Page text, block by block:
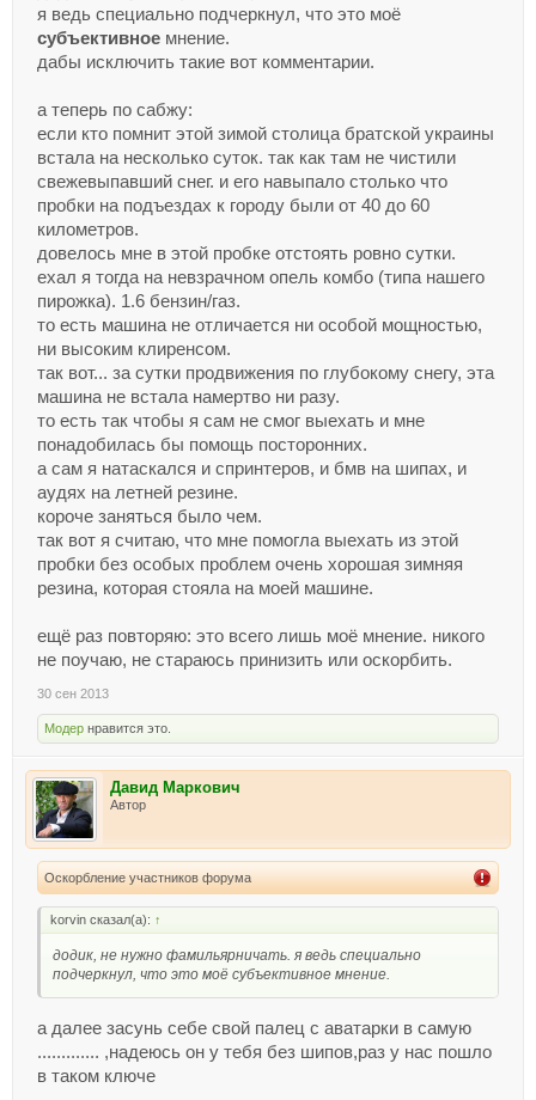
я ведь специально подчеркнул, что это моё
субъективное мнение.
дабы исключить такие вот комментарии.
а теперь по сабжу:
если кто помнит этой зимой столица братской украины
встала на несколько суток. так как там не чистили
свежевыпавший снег. и его навыпало столько что
пробки на подъездах к городу были от 40 до 60
километров.
довелось мне в этой пробке отстоять ровно сутки.
ехал я тогда на невзрачном опель комбо (типа нашего
пирожка). 1.6 бензин/газ.
то есть машина не отличается ни особой мощностью,
ни высоким клиренсом.
так вот... за сутки продвижения по глубокому снегу, эта
машина не встала намертво ни разу.
то есть так чтобы я сам не смог выехать и мне
понадобилась бы помощь посторонних.
а сам я натаскался и спринтеров, и бмв на шипах, и
аудях на летней резине.
короче заняться было чем.
так вот я считаю, что мне помогла выехать из этой
пробки без особых проблем очень хорошая зимняя
резина, которая стояла на моей машине.
ещё раз повторяю: это всего лишь моё мнение. никого
не поучаю, не стараюсь принизить или оскорбить.
30 сен 2013
Модер нравится это.
Давид Маркович
Автор
Оскорбление участников форума
korvin сказал(а): ↑
додик, не нужно фамильярничать. я ведь специально
подчеркнул, что это моё субъективное мнение.
а далее засунь себе свой палец с аватарки в самую
............. ,надеюсь он у тебя без шипов,раз у нас пошло
в таком ключе